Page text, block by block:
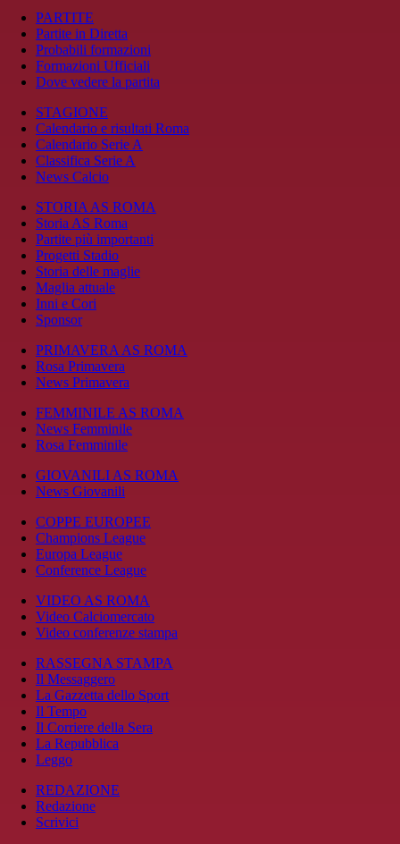
PARTITE
Partite in Diretta
Probabili formazioni
Formazioni Ufficiali
Dove vedere la partita
STAGIONE
Calendario e risultati Roma
Calendario Serie A
Classifica Serie A
News Calcio
STORIA AS ROMA
Storia AS Roma
Partite più importanti
Progetti Stadio
Storia delle maglie
Maglia attuale
Inni e Cori
Sponsor
PRIMAVERA AS ROMA
Rosa Primavera
News Primavera
FEMMINILE AS ROMA
News Femminile
Rosa Femminile
GIOVANILI AS ROMA
News Giovanili
COPPE EUROPEE
Champions League
Europa League
Conference League
VIDEO AS ROMA
Video Calciomercato
Video conferenze stampa
RASSEGNA STAMPA
Il Messaggero
La Gazzetta dello Sport
Il Tempo
Il Corriere della Sera
La Repubblica
Leggo
REDAZIONE
Redazione
Scrivici